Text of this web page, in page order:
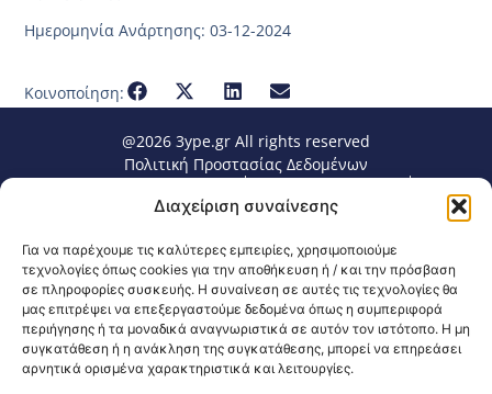
Διαχείριση συναίνεσης
Για να παρέχουμε τις καλύτερες εμπειρίες, χρησιμοποιούμε
τεχνολογίες όπως cookies για την αποθήκευση ή / και την πρόσβαση
σε πληροφορίες συσκευής. Η συναίνεση σε αυτές τις τεχνολογίες θα
μας επιτρέψει να επεξεργαστούμε δεδομένα όπως η συμπεριφορά
περιήγησης ή τα μοναδικά αναγνωριστικά σε αυτόν τον ιστότοπο. Η μη
συγκατάθεση ή η ανάκληση της συγκατάθεσης, μπορεί να επηρεάσει
αρνητικά ορισμένα χαρακτηριστικά και λειτουργίες.
Ημερομηνία Ανάρτησης: 03-12-2024
Κοινοποίηση:
@2026 3ype.gr All rights reserved
Πολιτική Προστασίας Δεδομένων
email: 3ype@3ype.gr